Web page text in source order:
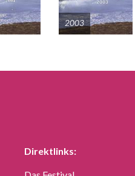
2003
Direktlinks: